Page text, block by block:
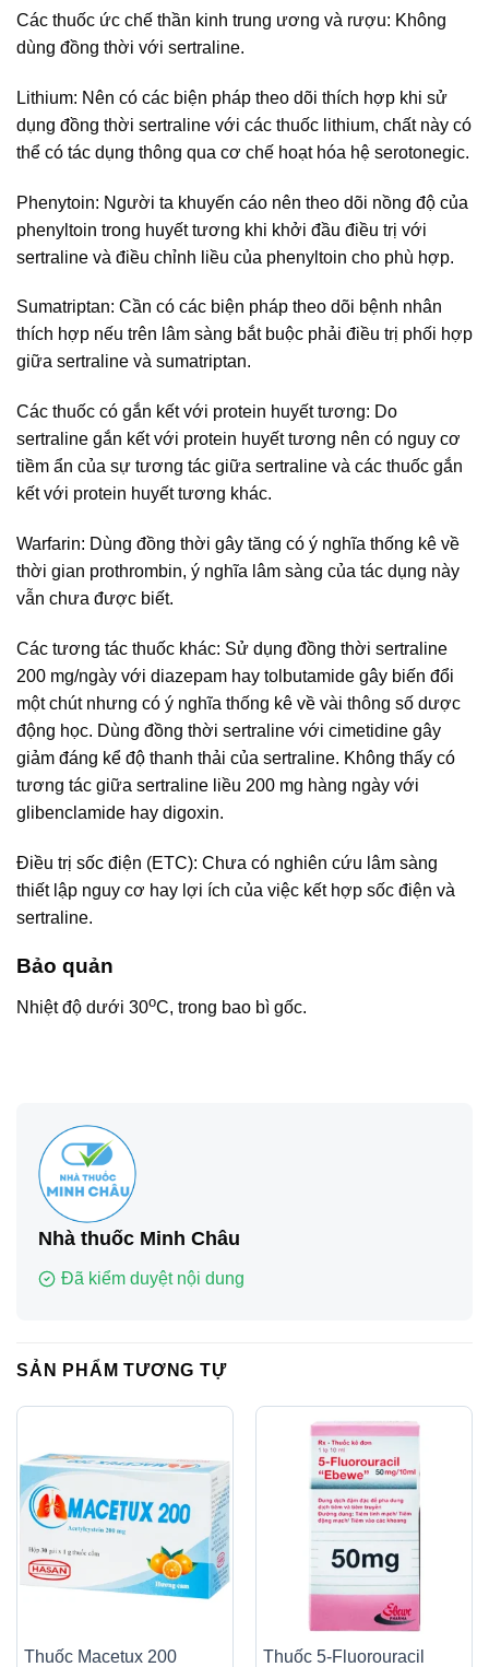
Các thuốc ức chế thần kinh trung ương và rượu: Không
dùng đồng thời với sertraline.
Lithium: Nên có các biện pháp theo dõi thích hợp khi sử
dụng đồng thời sertraline với các thuốc lithium, chất này có
thể có tác dụng thông qua cơ chế hoạt hóa hệ serotonegic.
Phenytoin: Người ta khuyến cáo nên theo dõi nồng độ của
phenyltoin trong huyết tương khi khởi đầu điều trị với
sertraline và điều chỉnh liều của phenyltoin cho phù hợp.
Sumatriptan: Cần có các biện pháp theo dõi bệnh nhân
thích hợp nếu trên lâm sàng bắt buộc phải điều trị phối hợp
giữa sertraline và sumatriptan.
Các thuốc có gắn kết với protein huyết tương: Do
sertraline gắn kết với protein huyết tương nên có nguy cơ
tiềm ẩn của sự tương tác giữa sertraline và các thuốc gắn
kết với protein huyết tương khác.
Warfarin: Dùng đồng thời gây tăng có ý nghĩa thống kê về
thời gian prothrombin, ý nghĩa lâm sàng của tác dụng này
vẫn chưa được biết.
Các tương tác thuốc khác: Sử dụng đồng thời sertraline
200 mg/ngày với diazepam hay tolbutamide gây biến đổi
một chút nhưng có ý nghĩa thống kê về vài thông số dược
động học. Dùng đồng thời sertraline với cimetidine gây
giảm đáng kể độ thanh thải của sertraline. Không thấy có
tương tác giữa sertraline liều 200 mg hàng ngày với
glibenclamide hay digoxin.
Điều trị sốc điện (ETC): Chưa có nghiên cứu lâm sàng
thiết lập nguy cơ hay lợi ích của việc kết hợp sốc điện và
sertraline.
Bảo quản
Nhiệt độ dưới 30oC, trong bao bì gốc.
Nhà thuốc Minh Châu
Đã kiểm duyệt nội dung
SẢN PHẨM TƯƠNG TỰ
Thuốc Macetux 200
Thuốc 5-Fluorouracil